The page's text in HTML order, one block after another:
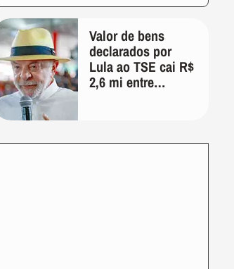
Valor de bens
declarados por
Lula ao TSE cai R$
2,6 mi entre